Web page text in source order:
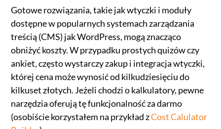
Gotowe rozwiązania, takie jak wtyczki i moduły
dostępne w popularnych systemach zarządzania
treścią (CMS) jak WordPress, mogą znacząco
obniżyć koszty. W przypadku prostych quizów czy
ankiet, często wystarczy zakup i integracja wtyczki,
której cena może wynosić od kilkudziesięciu do
kilkuset złotych. Jeżeli chodzi o kalkulatory, pewne
narzędzia oferują tę funkcjonalność za darmo
(osobiście korzystałem na przykład zCost Calulator